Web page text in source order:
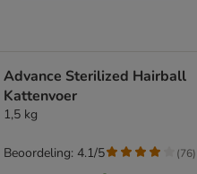
Advance Sterilized Hairball
Kattenvoer
1,5 kg
Beoordeling: 4.1/5 (76)